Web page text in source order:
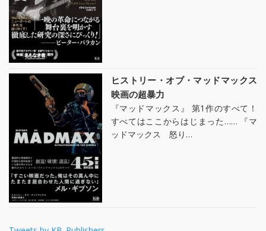
ヒストリー・オブ・マッドマックス
映画の超暴力
『マッドマックス』 第1作のすべて！
すべてはここからはじまった…… 『マ
ッドマックス 怒り…